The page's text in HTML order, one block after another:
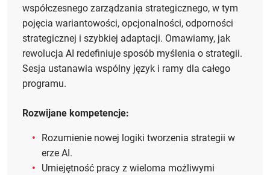
współczesnego zarządzania strategicznego, w tym
pojęcia wariantowości, opcjonalności, odporności
strategicznej i szybkiej adaptacji. Omawiamy, jak
rewolucja AI redefiniuje sposób myślenia o strategii.
Sesja ustanawia wspólny język i ramy dla całego
programu.
Rozwijane kompetencje:
Rozumienie nowej logiki tworzenia strategii w
erze AI.
Umiejętność pracy z wieloma możliwymi